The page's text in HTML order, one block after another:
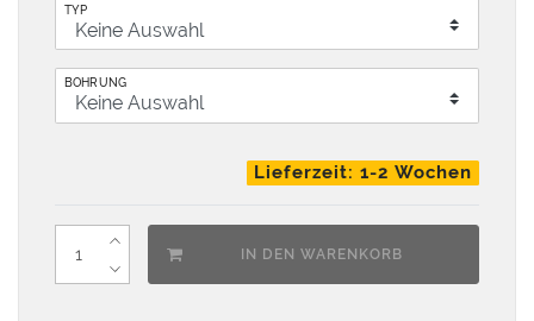
TYP
BOHRUNG
Lieferzeit: 1-2 Wochen
IN DEN WARENKORB